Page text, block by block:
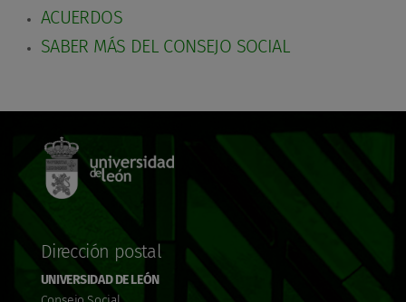
ACUERDOS
SABER MÁS DEL CONSEJO SOCIAL
Dirección postal
UNIVERSIDAD DE LEÓN